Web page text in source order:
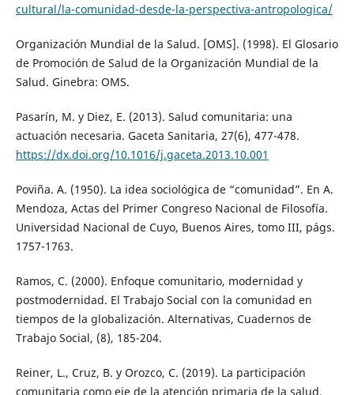
cultural/la-comunidad-desde-la-perspectiva-antropologica/
Organización Mundial de la Salud. [OMS]. (1998). El Glosario
de Promoción de Salud de la Organización Mundial de la
Salud. Ginebra: OMS.
Pasarín, M. y Diez, E. (2013). Salud comunitaria: una
actuación necesaria. Gaceta Sanitaria, 27(6), 477-478.
https://dx.doi.org/10.1016/j.gaceta.2013.10.001
Poviña. A. (1950). La idea sociológica de “comunidad”. En A.
Mendoza, Actas del Primer Congreso Nacional de Filosofía.
Universidad Nacional de Cuyo, Buenos Aires, tomo III, págs.
1757-1763.
Ramos, C. (2000). Enfoque comunitario, modernidad y
postmodernidad. El Trabajo Social con la comunidad en
tiempos de la globalización. Alternativas, Cuadernos de
Trabajo Social, (8), 185-204.
Reiner, L., Cruz, B. y Orozco, C. (2019). La participación
comunitaria como eje de la atención primaria de la salud.